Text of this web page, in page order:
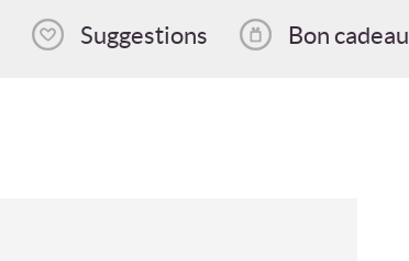
Suggestions Bon cadeau